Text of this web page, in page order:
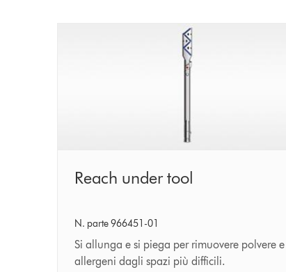
Reach
tool
Reach under tool
N. parte 966451-01
Si allunga e si piega per rimuovere polvere e
allergeni dagli spazi più difficili.